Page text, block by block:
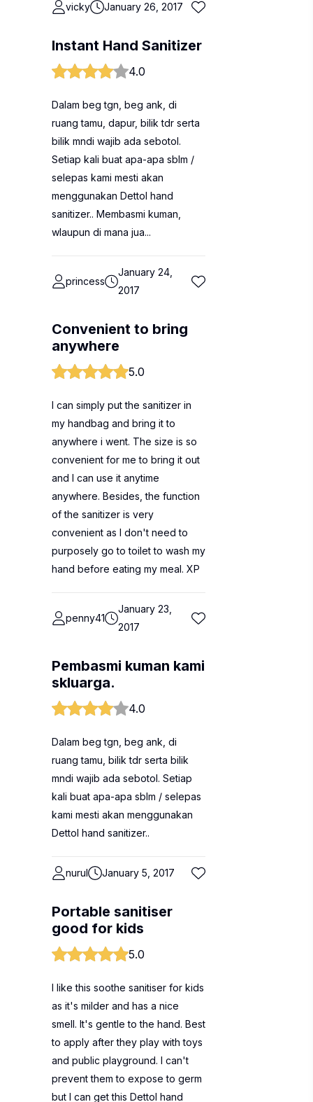
vicky January 26, 2017
Instant Hand Sanitizer
4.0
Dalam beg tgn, beg ank, di
ruang tamu, dapur, bilik tdr serta
bilik mndi wajib ada sebotol.
Setiap kali buat apa-apa sblm /
selepas kami mesti akan
menggunakan Dettol hand
sanitizer.. Membasmi kuman,
wlaupun di mana jua...
princess
January 24,
2017
Convenient to bring
anywhere
5.0
I can simply put the sanitizer in
my handbag and bring it to
anywhere i went. The size is so
convenient for me to bring it out
and I can use it anytime
anywhere. Besides, the function
of the sanitizer is very
convenient as I don't need to
purposely go to toilet to wash my
hand before eating my meal. XP
penny41
January 23,
2017
Pembasmi kuman kami
skluarga.
4.0
Dalam beg tgn, beg ank, di
ruang tamu, bilik tdr serta bilik
mndi wajib ada sebotol. Setiap
kali buat apa-apa sblm / selepas
kami mesti akan menggunakan
Dettol hand sanitizer..
nurul January 5, 2017
Portable sanitiser
good for kids
5.0
I like this soothe sanitiser for kids
as it's milder and has a nice
smell. It's gentle to the hand. Best
to apply after they play with toys
and public playground. I can't
prevent them to expose to germ
but I can get this Dettol hand